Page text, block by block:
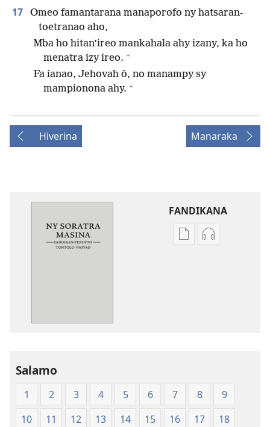
17
Omeo famantarana manaporofo ny hatsaran-
toetranao aho,
Mba ho hitan’ireo mankahala ahy izany, ka ho
menatra izy ireo. +
Fa ianao, Jehovah ô, no manampy sy
mampionona ahy. +
Hiverina Manaraka
FANDIKANA
Fandikana
(2008)
Fandikana
Vaovao
(2008)
Salamo
1 2 3 4 5 6 7 8
9
10
11 12 13 14 15 16 17
18